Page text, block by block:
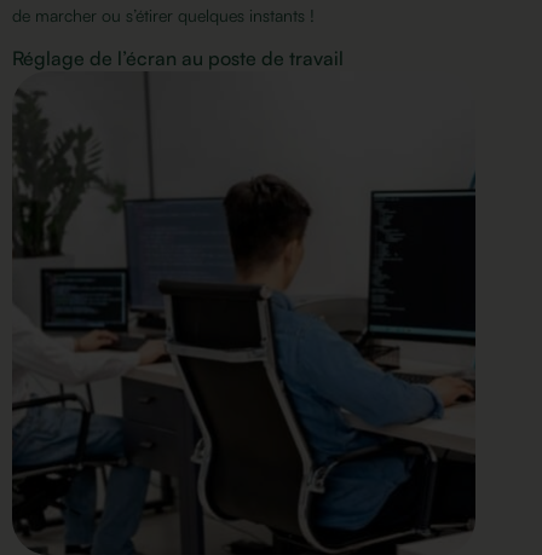
de marcher ou s’étirer quelques instants !
Réglage de l’écran au poste de travail